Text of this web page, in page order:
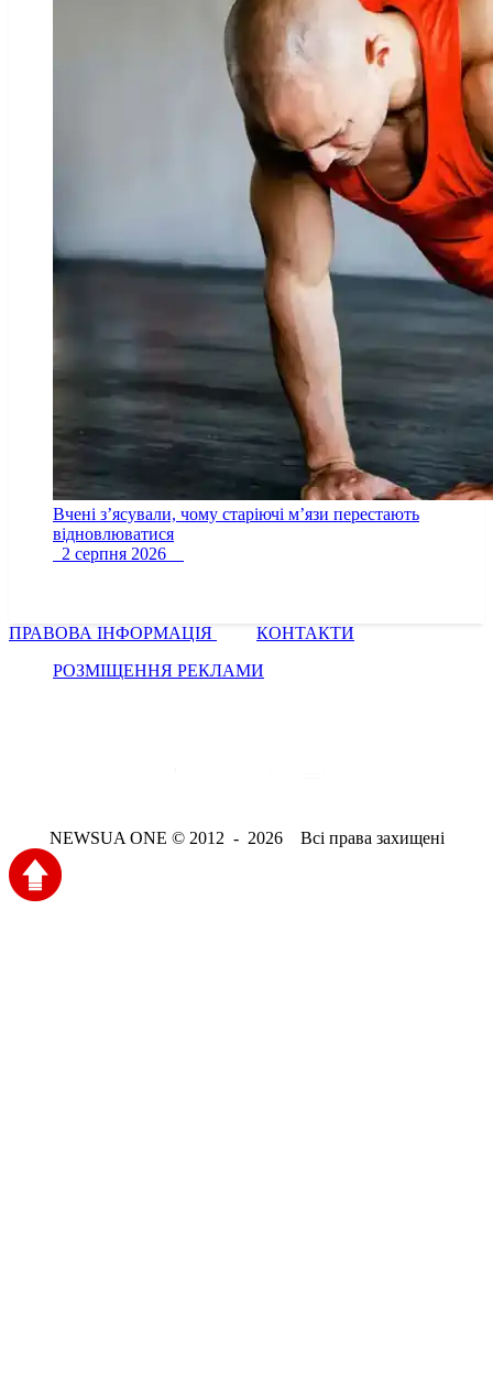
Вчені з’ясували, чому старіючі м’язи перестають
відновлюватися
2 серпня 2026
ПРАВОВА ІНФОРМАЦІЯ
КОНТАКТИ
РОЗМІЩЕННЯ РЕКЛАМИ
NEWSUA ONE © 2012 - 2026 Всі права захищені